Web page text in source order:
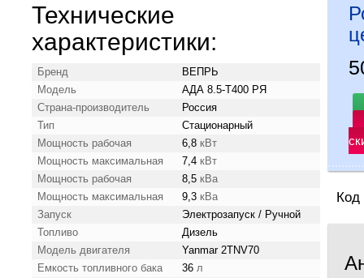
Технические
характеристики:
Бренд
ВЕПРЬ
Модель
АДА 8.5-Т400 РЯ
Страна-производитель
Россия
Тип
Стационарный
Мощность рабочая
6,8 кВт
Мощность максимальная
7,4 кВт
Мощность рабочая
8,5 кВа
Мощность максимальная
9,3 кВа
Запуск
Электрозапуск / Ручной
Топливо
Дизель
Модель двигателя
Yanmar 2TNV70
Емкость топливного бака
36 л
Код